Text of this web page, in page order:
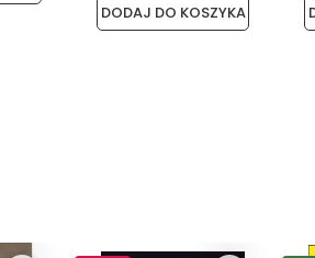
DODAJ DO KOSZYKA